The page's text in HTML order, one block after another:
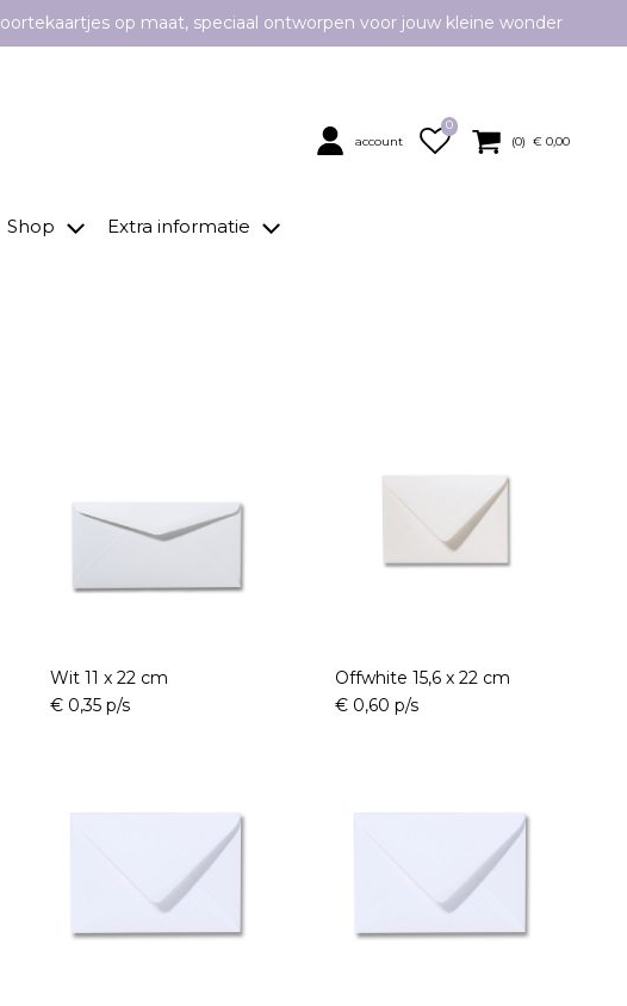
op maat, speciaal ontworpen voor jouw kleine wonder
account
0
(0) € 0,00
Shop Extra informatie
Wit 11 x 22 cm
€ 0,35 p/s
Offwhite 15,6 x 22 cm
€ 0,60 p/s